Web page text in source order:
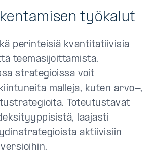
työkalut
perinteisiä kvantitatiivisia
teemasijoittamista.
strategioissa voit
malleja, kuten arvo-,
Toteutustavat
laajasti
aktiivisiin